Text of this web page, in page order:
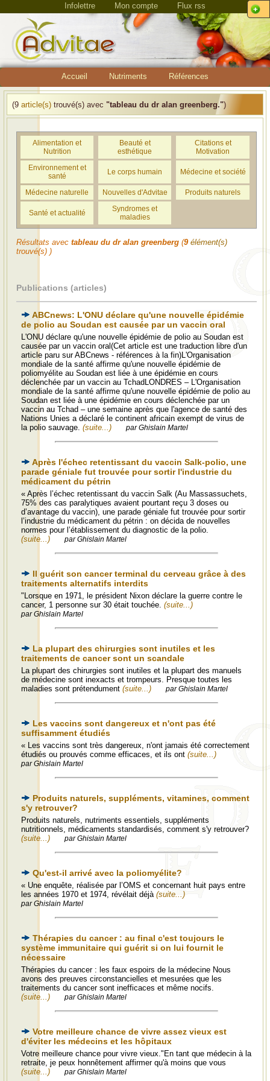
Infolettre Mon compte Flux rss
Accueil Nutriments Références
(9 article(s) trouvé(s) avec "tableau du dr alan greenberg.")
Alimentation et
Nutrition
Beauté et
esthétique
Citations et
Motivation
Environnement et
santé
Le corps humain Médecine et société
Médecine naturelle Nouvelles d'Advitae Produits naturels
Santé et actualité
Syndromes et
maladies
Résultats avec tableau du dr alan greenberg (9 élément(s)
trouvé(s) )
Publications (articles)
ABCnews: L'ONU déclare qu'une nouvelle épidémie
de polio au Soudan est causée par un vaccin oral
L'ONU déclare qu'une nouvelle épidémie de polio au Soudan est
causée par un vaccin oral(Cet article est une traduction libre d'un
article paru sur ABCnews - références à la fin)L'Organisation
mondiale de la santé affirme qu'une nouvelle épidémie de
poliomyélite au Soudan est liée à une épidémie en cours
déclenchée par un vaccin au TchadLONDRES – L'Organisation
mondiale de la santé affirme qu'une nouvelle épidémie de polio au
Soudan est liée à une épidémie en cours déclenchée par un
vaccin au Tchad – une semaine après que l'agence de santé des
Nations Unies a déclaré le continent africain exempt de virus de
la polio sauvage. (suite...) par Ghislain Martel
Après l'échec retentissant du vaccin Salk-polio, une
parade géniale fut trouvée pour sortir l'industrie du
médicament du pétrin
« Après l’échec retentissant du vaccin Salk (Au Massassuchets,
75% des cas paralytiques avaient pourtant reçu 3 doses ou
d’avantage du vaccin), une parade géniale fut trouvée pour sortir
l’industrie du médicament du pétrin : on décida de nouvelles
normes pour l’établissement du diagnostic de la polio.
(suite...)
par Ghislain Martel
Il guérit son cancer terminal du cerveau grâce à des
traitements alternatifs interdits
"Lorsque en 1971, le président Nixon déclare la guerre contre le
cancer, 1 personne sur 30 était touchée. (suite...)
par Ghislain Martel
La plupart des chirurgies sont inutiles et les
traitements de cancer sont un scandale
La plupart des chirurgies sont inutiles et la plupart des manuels
de médecine sont inexacts et trompeurs. Presque toutes les
maladies sont prétendument (suite...) par Ghislain Martel
Les vaccins sont dangereux et n'ont pas été
suffisamment étudiés
« Les vaccins sont très dangereux, n'ont jamais été correctement
étudiés ou prouvés comme efficaces, et ils ont (suite...)
par Ghislain Martel
Produits naturels, suppléments, vitamines, comment
s'y retrouver?
Produits naturels, nutriments essentiels, suppléments
nutritionnels, médicaments standardisés, comment s'y retrouver?
(suite...)
par Ghislain Martel
Qu'est-il arrivé avec la poliomyélite?
« Une enquête, réalisée par l’OMS et concernant huit pays entre
les années 1970 et 1974, révélait déjà (suite...)
par Ghislain Martel
Thérapies du cancer : au final c'est toujours le
système immunitaire qui guérit si on lui fournit le
nécessaire
Thérapies du cancer : les faux espoirs de la médecine Nous
avons des preuves circonstancielles et mesurées que les
traitements du cancer sont inefficaces et même nocifs.
(suite...)
par Ghislain Martel
Votre meilleure chance de vivre assez vieux est
d'éviter les médecins et les hôpitaux
Votre meilleure chance pour vivre vieux."En tant que médecin à la
retraite, je peux honnêtement affirmer qu'à moins que vous
(suite...)
par Ghislain Martel